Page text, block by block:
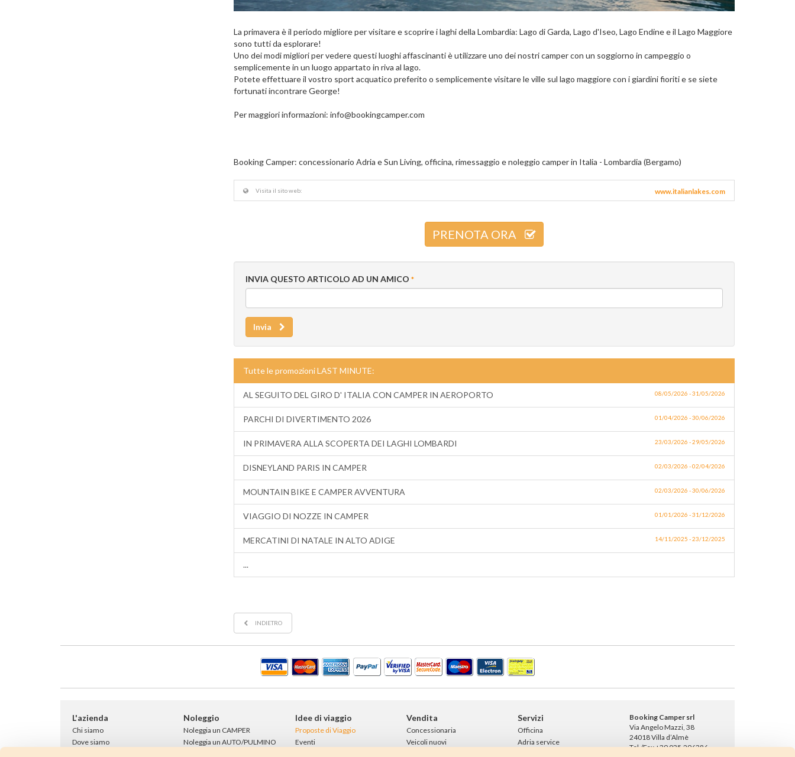
La primavera è il periodo migliore per visitare e scoprire i laghi della Lombardia: Lago di Garda, Lago d'Iseo, Lago Endine e il Lago Maggiore
sono tutti da esplorare!
Uno dei modi migliori per vedere questi luoghi affascinanti è utilizzare uno dei nostri camper con un soggiorno in campeggio o
semplicemente in un luogo appartato in riva al lago.
Potete effettuare il vostro sport acquatico preferito o semplicemente visitare le ville sul lago maggiore con i giardini fioriti e se siete
fortunati incontrare George!
Per maggiori informazioni: info@bookingcamper.com
Booking Camper: concessionario Adria e Sun Living, officina, rimessaggio e noleggio camper in Italia - Lombardia (Bergamo)
Visita il sito web: www.italianlakes.com
PRENOTA ORA
INVIA QUESTO ARTICOLO AD UN AMICO *
Invia
Tutte le promozioni LAST MINUTE:
AL SEGUITO DEL GIRO D' ITALIA CON CAMPER IN AEROPORTO 08/05/2026 - 31/05/2026
PARCHI DI DIVERTIMENTO 2026 01/04/2026 - 30/06/2026
IN PRIMAVERA ALLA SCOPERTA DEI LAGHI LOMBARDI 23/03/2026 - 29/05/2026
DISNEYLAND PARIS IN CAMPER 02/03/2026 - 02/04/2026
MOUNTAIN BIKE E CAMPER AVVENTURA 02/03/2026 - 30/06/2026
VIAGGIO DI NOZZE IN CAMPER 01/01/2026 - 31/12/2026
MERCATINI DI NATALE IN ALTO ADIGE 14/11/2025 - 23/12/2025
...
INDIETRO
L'azienda
Chi siamo
Dove siamo
Noleggio
Noleggia un CAMPER
Noleggia un AUTO/PULMINO
Idee di viaggio
Proposte di Viaggio
Eventi
Vendita
Concessionaria
Veicoli nuovi
Servizi
Officina
Adria service
Booking Camper srl
Via Angelo Mazzi, 38
24018 Villa d’Almè
Tel./Fax +39 035.296386